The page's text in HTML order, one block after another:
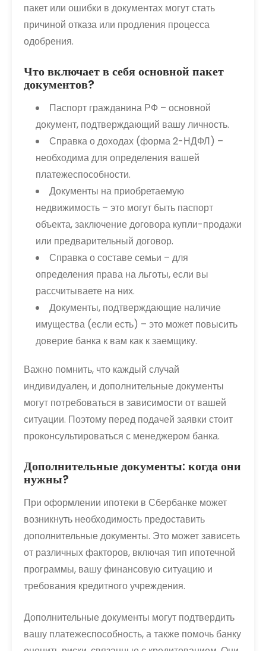
пакет или ошибки в документах могут стать
причиной отказа или продления процесса
одобрения.
Что включает в себя основной пакет
документов?
Паспорт гражданина РФ – основной
документ, подтверждающий вашу личность.
Справка о доходах (форма 2-НДФЛ) –
необходима для определения вашей
платежеспособности.
Документы на приобретаемую
недвижимость – это могут быть паспорт
объекта, заключение договора купли-продажи
или предварительный договор.
Справка о составе семьи – для
определения права на льготы, если вы
рассчитываете на них.
Документы, подтверждающие наличие
имущества (если есть) – это может повысить
доверие банка к вам как к заемщику.
Важно помнить, что каждый случай
индивидуален, и дополнительные документы
могут потребоваться в зависимости от вашей
ситуации. Поэтому перед подачей заявки стоит
проконсультироваться с менеджером банка.
Дополнительные документы: когда они
нужны?
При оформлении ипотеки в Сбербанке может
возникнуть необходимость предоставить
дополнительные документы. Это может зависеть
от различных факторов, включая тип ипотечной
программы, вашу финансовую ситуацию и
требования кредитного учреждения.
Дополнительные документы могут подтвердить
вашу платежеспособность, а также помочь банку